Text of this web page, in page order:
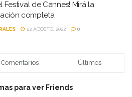
Festival de Cannes! Mirá la
completa
22 AGOSTO, 2022 0
Comentarios Últimos
para ver Friends